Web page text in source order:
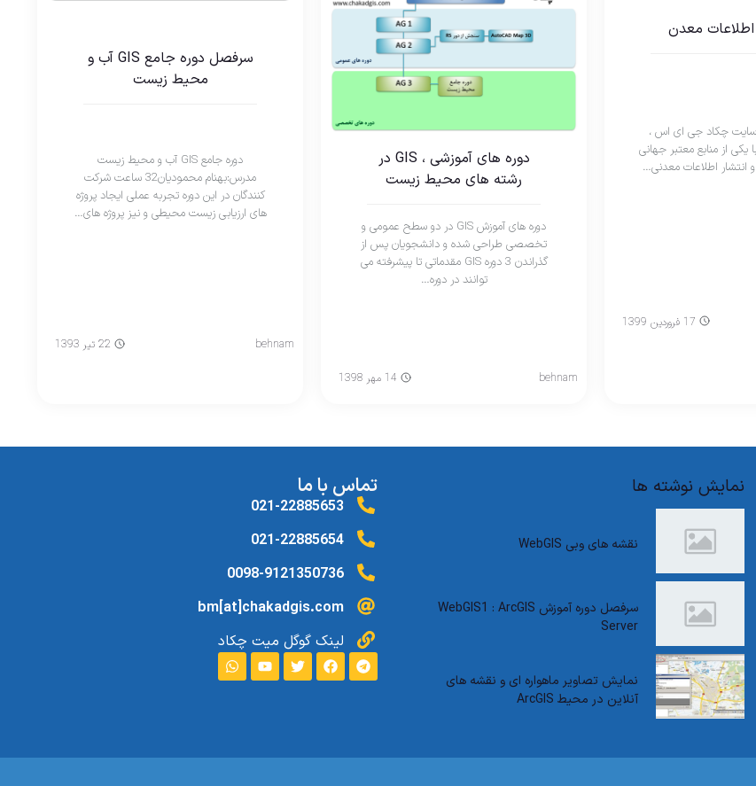
اطلاعات معدن
چکاد جی ای اس ،
یکی از منابع معتبر جهانی
اطلاعات معدنی…
دوره های آموزشی ، GIS در
رشته های محیط زیست
دوره های آموزش GIS در دو سطح عمومی و
تخصصی طراحی شده و دانشجویان پس از
گذراندن 3 دوره GIS مقدماتی تا پیشرفته می
توانند در دوره…
behnam
سرفصل دوره جامع GIS آب و
محیط زیست
دوره جامع GIS آب و محیط زیست
مدرس:بهنام محمودیان32 ساعت شرکت
کنندگان در این دوره تجربه عملی ایجاد پروژه
های ارزیابی زیست محیطی و نیز پروژه های…
behnam
نمایش نوشته ها
نقشه های وبی WebGIS
سرفصل دوره آموزش WebGIS1 : ArcGIS
Server
نمایش تصاویر ماهواره ای و نقشه های
آنلاین در محیط ArcGIS
تماس با ما
021-22885653
021-22885654
0098-9121350736
bm[at]chakadgis.com
لینک گوگل میت چکاد